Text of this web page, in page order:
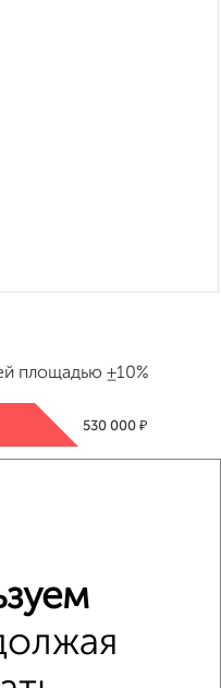
площадью ±10%
530 000 ₽